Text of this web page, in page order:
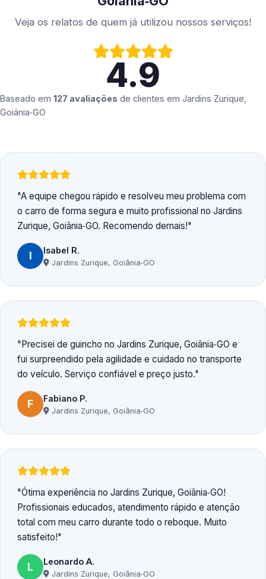
Veja os relatos de quem já utilizou nossos serviços!
4.9
Baseado em 127 avaliações de clientes em Jardins Zurique,
Goiânia‑GO
A equipe chegou rápido e resolveu meu problema com
o carro de forma segura e muito profissional no Jardins
Zurique, Goiânia‑GO. Recomendo demais!
I Isabel R.
Jardins Zurique, Goiânia‑GO
Precisei de guincho no Jardins Zurique, Goiânia‑GO e
fui surpreendido pela agilidade e cuidado no transporte
do veículo. Serviço confiável e preço justo.
F Fabiano P.
Jardins Zurique, Goiânia‑GO
Ótima experiência no Jardins Zurique, Goiânia‑GO!
Profissionais educados, atendimento rápido e atenção
total com meu carro durante todo o reboque. Muito
satisfeito!
L Leonardo A.
Jardins Zurique, Goiânia‑GO